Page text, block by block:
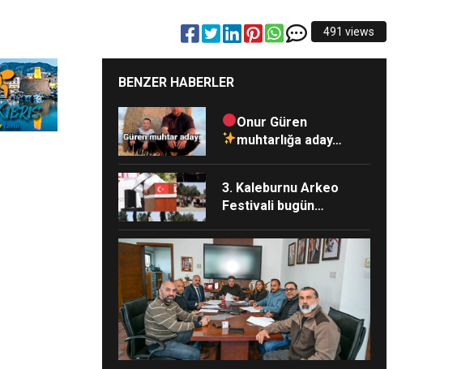
491 views
BENZER HABERLER
Onur Güren
muhtarlığa aday…
3. Kaleburnu Arkeo
Festivali bugün